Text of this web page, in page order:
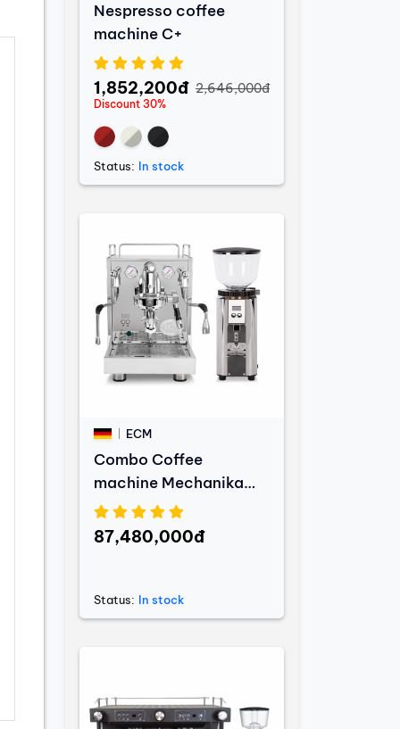
Nespresso coffee
machine C+
1,852,200đ 2,646,000đ
Discount 30%
Status: In stock
ECM
Combo Coffee
machine Mechanika
MAX + Coffee grinder
C-Automatik 54
87,480,000đ
Status: In stock